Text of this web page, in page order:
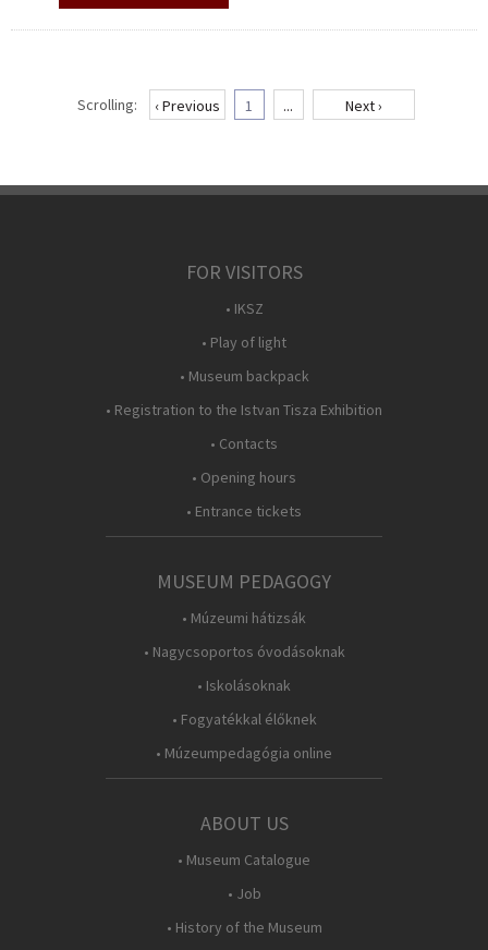
Scrolling: ‹ Previous 1 ... Next ›
FOR VISITORS
• IKSZ
• Play of light
• Museum backpack
• Registration to the Istvan Tisza Exhibition
• Contacts
• Opening hours
• Entrance tickets
MUSEUM PEDAGOGY
• Múzeumi hátizsák
• Nagycsoportos óvodásoknak
• Iskolásoknak
• Fogyatékkal élőknek
• Múzeumpedagógia online
ABOUT US
• Museum Catalogue
• Job
• History of the Museum